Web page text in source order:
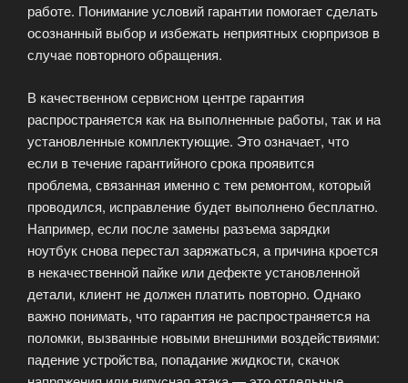
работе. Понимание условий гарантии помогает сделать
осознанный выбор и избежать неприятных сюрпризов в
случае повторного обращения.
В качественном сервисном центре гарантия
распространяется как на выполненные работы, так и на
установленные комплектующие. Это означает, что
если в течение гарантийного срока проявится
проблема, связанная именно с тем ремонтом, который
проводился, исправление будет выполнено бесплатно.
Например, если после замены разъема зарядки
ноутбук снова перестал заряжаться, а причина кроется
в некачественной пайке или дефекте установленной
детали, клиент не должен платить повторно. Однако
важно понимать, что гарантия не распространяется на
поломки, вызванные новыми внешними воздействиями:
падение устройства, попадание жидкости, скачок